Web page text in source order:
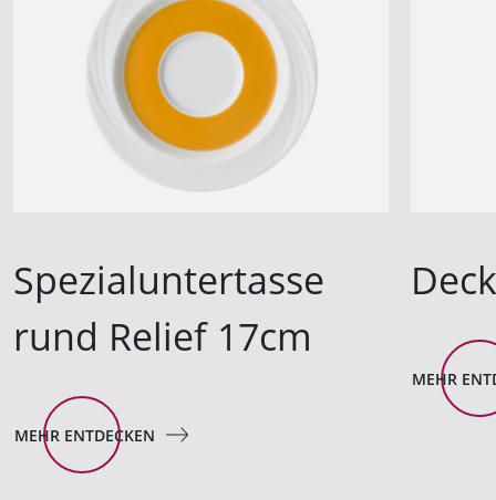
Spezialuntertasse
rund Relief 17cm
MEHR ENTDECKEN
MEHR